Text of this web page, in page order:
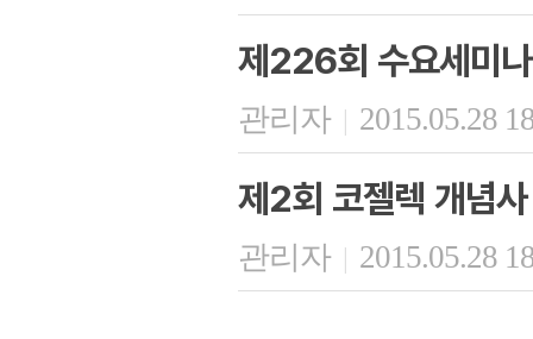
제226회 수요세미나
관리자 | 2015.05.28
제2회 코젤렉 개념
관리자 | 2015.05.28